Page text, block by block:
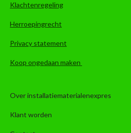
Klachtenregeling
Herroepingrecht
Privacy statement
Koop ongedaan maken
Over installatiematerialenexpres
Klant worden